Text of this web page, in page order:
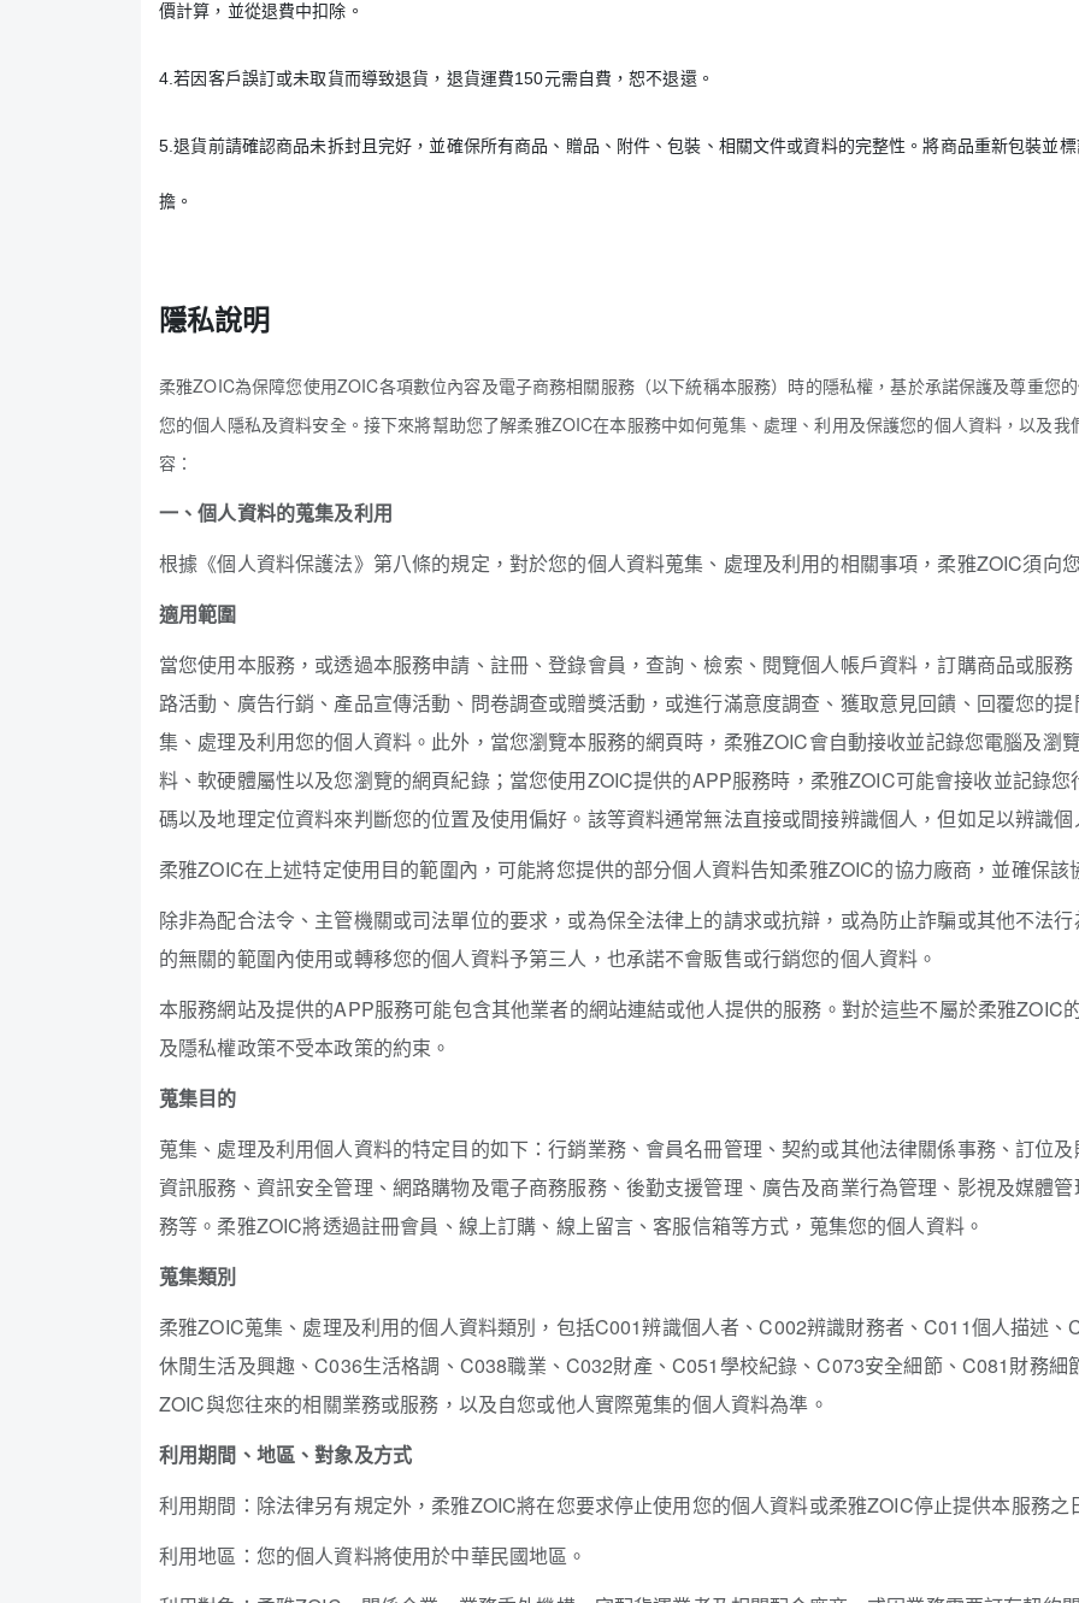
價計算，並從退費中扣除。
4.若因客戶誤訂或未取貨而導致退貨，退貨運費150元需自費，恕不退還。
5.退貨前請確認商品未拆封且完好，並確保所有商品、贈品、附件、包裝、相關文件或資料的完整性。將商品重新包裝並
擔。
隱私說明
柔雅ZOIC為保障您使用ZOIC各項數位內容及電子商務相關服務（以下統稱本服務）時的隱私權，基於承諾保護及尊重您
您的個人隱私及資料安全。接下來將幫助您了解柔雅ZOIC在本服務中如何蒐集、處理、利用及保護您的個人資料，以及
容：
一、個人資料的蒐集及利用
根據《個人資料保護法》第八條的規定，對於您的個人資料蒐集、處理及利用的相關事項，柔雅ZOIC須向
適用範圍
當您使用本服務，或透過本服務申請、註冊、登錄會員，查詢、檢索、閱覽個人帳戶資料，訂購商品或服
路活動、廣告行銷、產品宣傳活動、問卷調查或贈獎活動，或進行滿意度調查、獲取意見回饋、回覆您的
集、處理及利用您的個人資料。此外，當您瀏覽本服務的網頁時，柔雅ZOIC會自動接收並記錄您電腦及瀏
料、軟硬體屬性以及您瀏覽的網頁紀錄；當您使用ZOIC提供的APP服務時，柔雅ZOIC可能會接收並記錄
碼以及地理定位資料來判斷您的位置及使用偏好。該等資料通常無法直接或間接辨識個人，但如足以辨識
柔雅ZOIC在上述特定使用目的範圍內，可能將您提供的部分個人資料告知柔雅ZOIC的協力廠商，並確保
除非為配合法令、主管機關或司法單位的要求，或為保全法律上的請求或抗辯，或為防止詐騙或其他不法
的無關的範圍內使用或轉移您的個人資料予第三人，也承諾不會販售或行銷您的個人資料。
本服務網站及提供的APP服務可能包含其他業者的網站連結或他人提供的服務。對於這些不屬於柔雅ZOIC
及隱私權政策不受本政策的約束。
蒐集目的
蒐集、處理及利用個人資料的特定目的如下：行銷業務、會員名冊管理、契約或其他法律關係事務、訂位
資訊服務、資訊安全管理、網路購物及電子商務服務、後勤支援管理、廣告及商業行為管理、影視及媒體
務等。柔雅ZOIC將透過註冊會員、線上訂購、線上留言、客服信箱等方式，蒐集您的個人資料。
蒐集類別
柔雅ZOIC蒐集、處理及利用的個人資料類別，包括C001辨識個人者、C002辨識財務者、C011個人描述
休閒生活及興趣、C036生活格調、C038職業、C032財產、C051學校紀錄、C073安全細節、C081財務
ZOIC與您往來的相關業務或服務，以及自您或他人實際蒐集的個人資料為準。
利用期間、地區、對象及方式
利用期間：除法律另有規定外，柔雅ZOIC將在您要求停止使用您的個人資料或柔雅ZOIC停止提供本服務之
利用地區：您的個人資料將使用於中華民國地區。